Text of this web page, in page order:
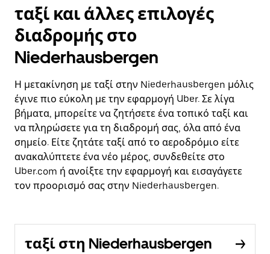
ταξί και άλλες επιλογές
διαδρομής στο
Niederhausbergen
Η μετακίνηση με ταξί στην Niederhausbergen μόλις
έγινε πιο εύκολη με την εφαρμογή Uber. Σε λίγα
βήματα, μπορείτε να ζητήσετε ένα τοπικό ταξί και
να πληρώσετε για τη διαδρομή σας, όλα από ένα
σημείο. Είτε ζητάτε ταξί από το αεροδρόμιο είτε
ανακαλύπτετε ένα νέο μέρος, συνδεθείτε στο
Uber.com ή ανοίξτε την εφαρμογή και εισαγάγετε
τον προορισμό σας στην Niederhausbergen.
ταξί στη Niederhausbergen